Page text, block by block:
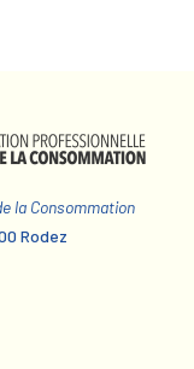
la Consommation
Rodez